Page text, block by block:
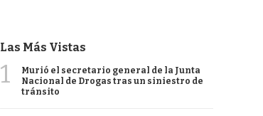
Las Más Vistas
1
Murió el secretario general de la Junta
Nacional de Drogas tras un siniestro de
tránsito